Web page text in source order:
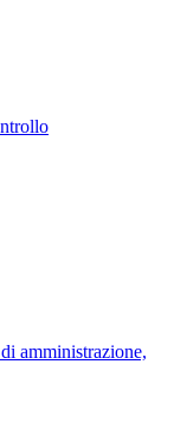
amministrazione,